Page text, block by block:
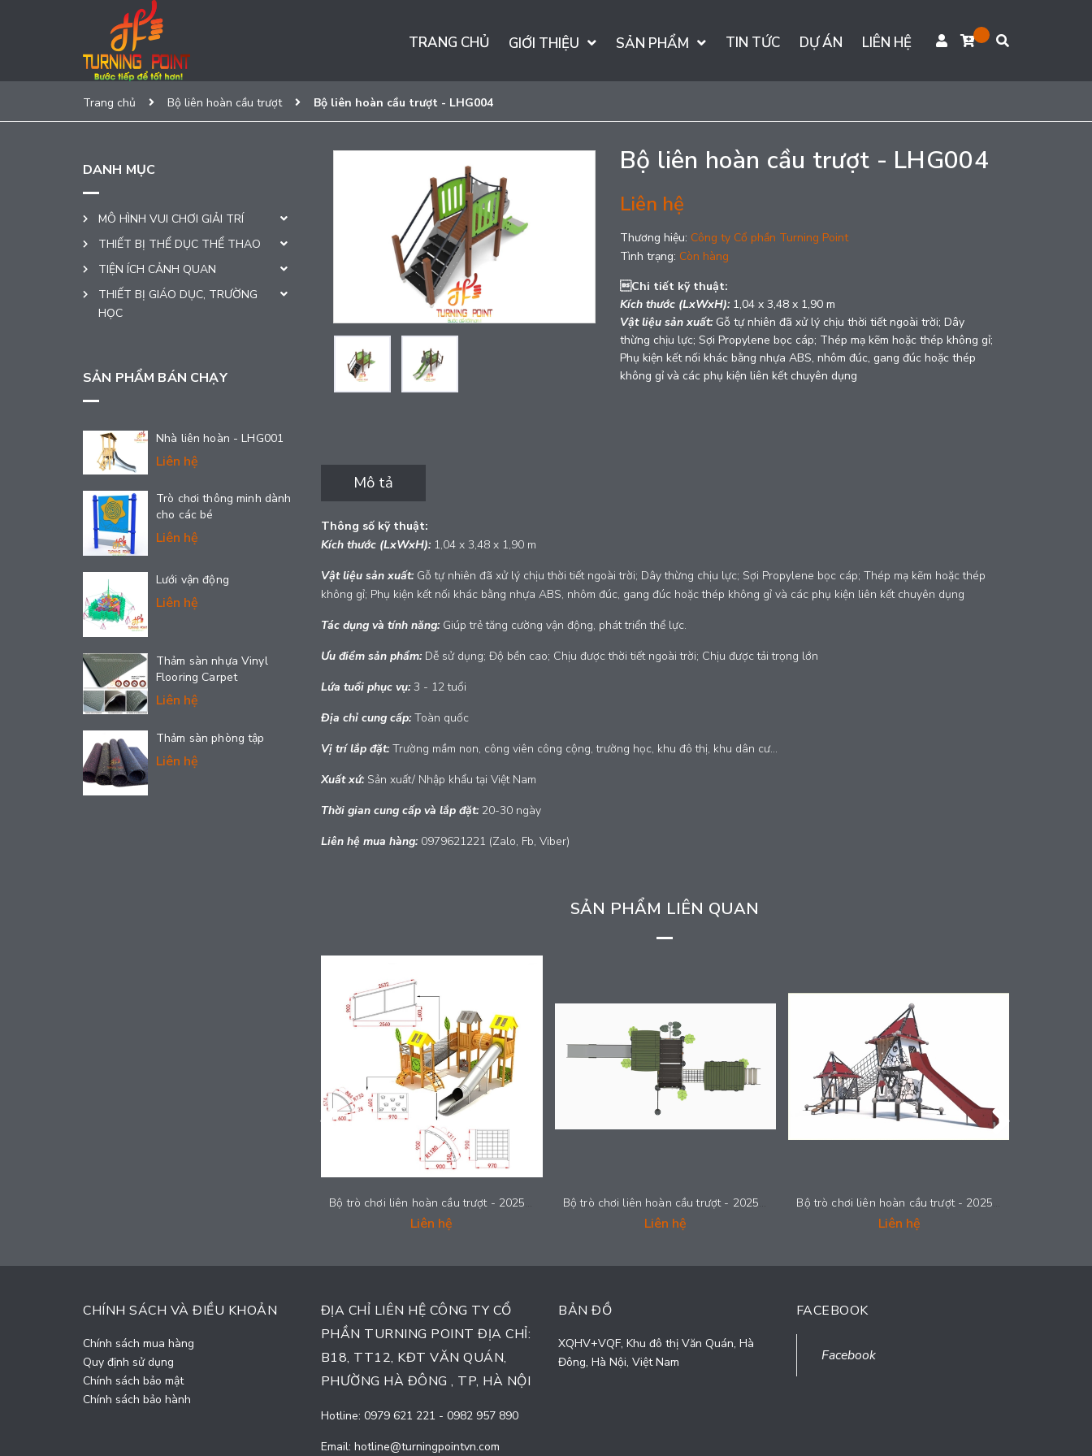
TRANG CHỦ GIỚI THIỆU SẢN PHẨM TIN TỨC DỰ ÁN LIÊN HỆ
Trang chủ Bộ liên hoàn cầu trượt Bộ liên hoàn cầu trượt - LHG004
Bộ liên hoàn cầu trượt - LHG004
Liên hệ
Thương hiệu: Công ty Cổ phần Turning Point
Tình trạng: Còn hàng
Chi tiết kỹ thuật:
Kích thước (LxWxH):1,04 x 3,48 x 1,90 m
Vật liệu sản xuất: Gỗ tự nhiên đã xử lý chịu thời tiết ngoài trời; Dây
thừng chịu lực; Sợi Propylene bọc cáp; Thép mạ kẽm hoặc thép không gỉ;
Phụ kiện kết nối khác bằng nhựa ABS, nhôm đúc, gang đúc hoặc thép
không gỉ và các phụ kiện liên kết chuyên dụng
Mô tả
Thông số kỹ thuật:
Kích thước (LxWxH):1,04 x 3,48 x 1,90 m
Vật liệu sản xuất: Gỗ tự nhiên đã xử lý chịu thời tiết ngoài trời; Dây thừng chịu lực; Sợi Propylene bọc cáp; Thép mạ kẽm hoặc thép
không gỉ; Phụ kiện kết nối khác bằng nhựa ABS, nhôm đúc, gang đúc hoặc thép không gỉ và các phụ kiện liên kết chuyên dụng
Tác dụng và tính năng: Giúp trẻ tăng cường vận động, phát triển thể lực.
Ưu điểm sản phẩm:Dễ sử dụng; Độ bền cao; Chịu được thời tiết ngoài trời; Chịu được tải trọng lớn
Lứa tuổi phục vụ:3 - 12 tuổi
Địa chỉ cung cấp:Toàn quốc
Vị trí lắp đặt:Trường mầm non, công viên công cộng, trường học, khu đô thị, khu dân cư...
Xuất xứ:Sản xuất/ Nhập khẩu tại Việt Nam
Thời gian cung cấp và lắp đặt: 20-30 ngày
Liên hệ mua hàng: 0979621221 (Zalo, Fb, Viber)
SẢN PHẨM LIÊN QUAN
Bộ trò chơi liên hoàn cầu trượt - 2025-LH022
Liên hệ
Bộ trò chơi liên hoàn cầu trượt - 2025-LH019
Liên hệ
Bộ trò chơi liên hoàn cầu trượt - 2025-LH018
Liên hệ
DANH MỤC
MÔ HÌNH VUI CHƠI GIẢI TRÍ
THIẾT BỊ THỂ DỤC THỂ THAO
TIỆN ÍCH CẢNH QUAN
THIẾT BỊ GIÁO DỤC, TRƯỜNG
HỌC
SẢN PHẨM BÁN CHẠY
Nhà liên hoàn - LHG001
Liên hệ
Trò chơi thông minh dành
cho các bé
Liên hệ
Lưới vận động
Liên hệ
Thảm sàn nhựa Vinyl
Flooring Carpet
Liên hệ
Thảm sàn phòng tập
Liên hệ
CHÍNH SÁCH VÀ ĐIỀU KHOẢN
Chính sách mua hàng
Quy định sử dụng
Chính sách bảo mật
Chính sách bảo hành
ĐỊA CHỈ LIÊN HỆ CÔNG TY CỔ
PHẦN TURNING POINT ĐỊA CHỈ:
B18, TT12, KĐT VĂN QUÁN,
PHƯỜNG HÀ ĐÔNG , TP, HÀ NỘI
Hotline: 0979 621 221 - 0982 957 890
Email: hotline@turningpointvn.com
BẢN ĐỒ
XQHV+VQF, Khu đô thị Văn Quán, Hà
Đông, Hà Nội, Việt Nam
FACEBOOK
Facebook